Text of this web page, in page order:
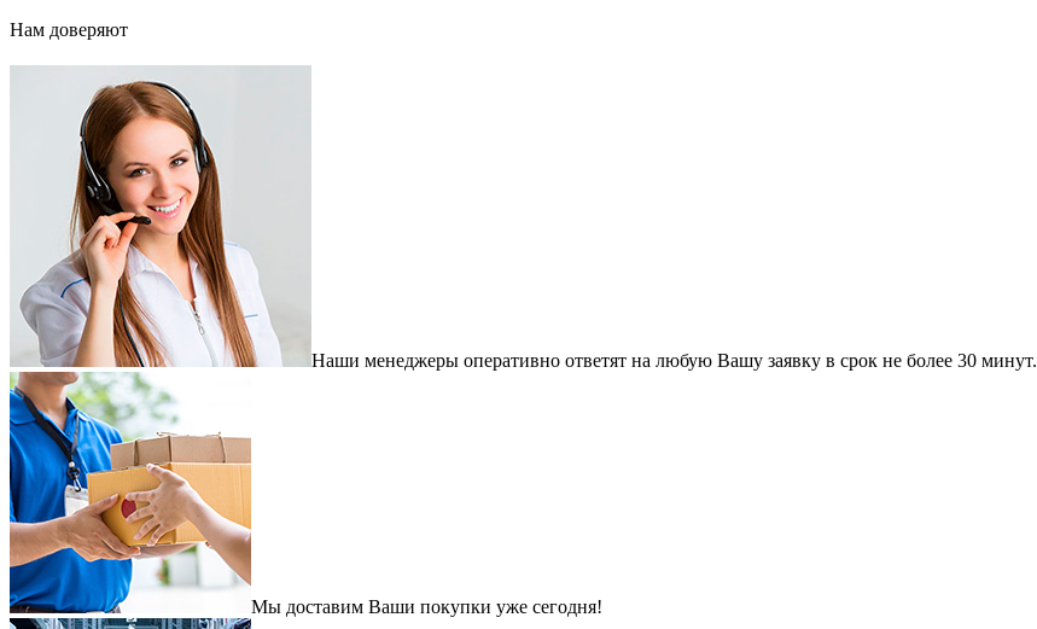
Нам доверяют
Наши менеджеры оперативно ответят на любую Вашу заявку в срок не более 30 минут.
Мы доставим Ваши покупки уже сегодня!